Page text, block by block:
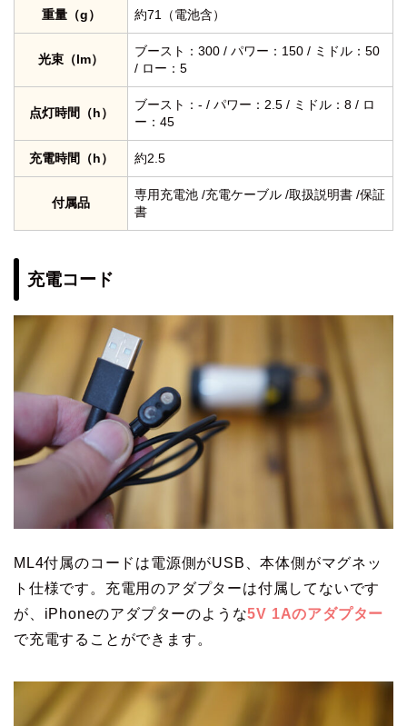
重量（g） 約71（電池含）
光束（lm）
ブースト：300 / パワー：150 / ミドル：50
/ ロー：5
点灯時間（h）
ブースト：- / パワー：2.5 / ミドル：8 / ロ
ー：45
充電時間（h） 約2.5
付属品
専用充電池 /充電ケーブル /取扱説明書 /保証
書
充電コード
ML4付属のコードは電源側がUSB、本体側がマグネッ
ト仕様です。充電用のアダプターは付属してないです
が、iPhoneのアダプターのような5V 1Aのアダプター
で充電することができます。